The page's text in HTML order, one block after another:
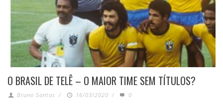
O BRASIL DE TELÊ – O MAIOR TIME SEM TÍTULOS?
Bruno Santos / 16/03/2020 / 0